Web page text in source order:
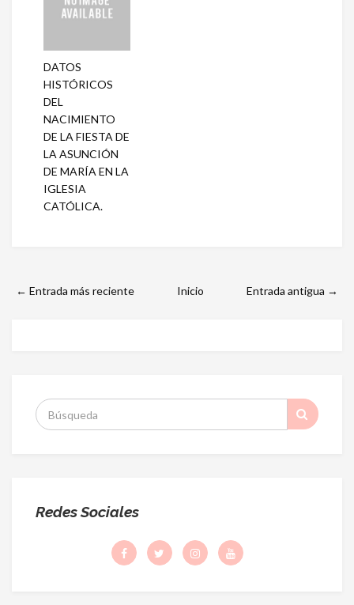
DATOS
HISTÓRICOS
DEL
NACIMIENTO
DE LA FIESTA DE
LA ASUNCIÓN
DE MARÍA EN LA
IGLESIA
CATÓLICA.
← Entrada más reciente Entrada antigua →
Inicio
S
:
Redes Sociales